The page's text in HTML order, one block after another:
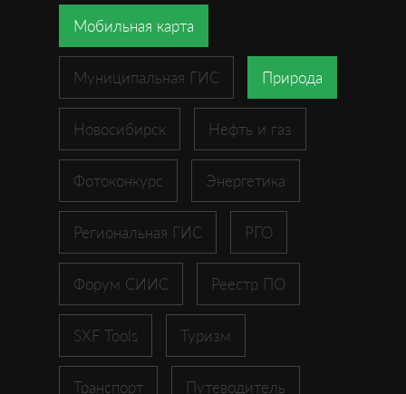
Мобильная карта
Муниципальная ГИС Природа
Новосибирск Нефть и газ
Фотоконкурс Энергетика
Региональная ГИС РГО
Форум СИИС Реестр ПО
SXF Tools Туризм
Транспорт Путеводитель